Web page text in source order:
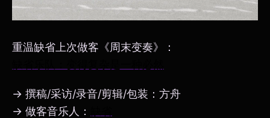
重温缺省上次做客《周末变奏》：
→ 撰稿/采访/录音/剪辑/包装：方舟
→ 做客音乐人：